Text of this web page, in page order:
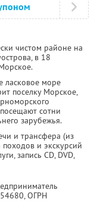
чистом районе на
в 18
ласковое море
поселку Морское,
сотни
зарубежья.
и трансфера (из
и экскурсий
запись CD, DVD,
, ОГРН